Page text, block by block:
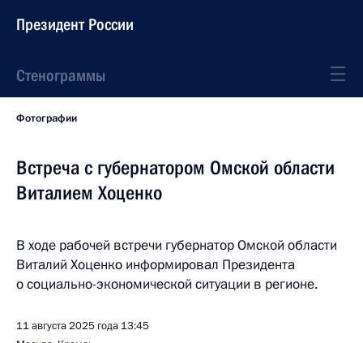
Президент России
Стенограммы
Фотографии
Встреча с губернатором Омской области
Виталием Хоценко
В ходе рабочей встречи губернатор Омской области
Виталий Хоценко информировал Президента
о социально-экономической ситуации в регионе.
11 августа 2025 года 13:45